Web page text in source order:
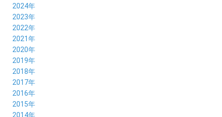
12月 (14)
11月 (17)
10月 (21)
09月 (20)
08月 (20)
07月 (18)
06月 (22)
05月 (21)
04月 (19)
03月 (19)
02月 (19)
01月 (21)
2024年
12月 (19)
11月 (21)
10月 (23)
09月 (23)
08月 (20)
07月 (21)
06月 (22)
05月 (18)
04月 (26)
03月 (23)
02月 (29)
2023年
12月 (19)
11月 (19)
10月 (20)
09月 (22)
08月 (24)
07月 (26)
06月 (25)
05月 (28)
04月 (26)
2022年
12月 (36)
11月 (16)
10月 (22)
09月 (20)
08月 (18)
07月 (21)
06月 (23)
05月 (25)
2021年
12月 (18)
11月 (19)
10月 (20)
09月 (24)
08月 (35)
07月 (17)
06月 (25)
2020年
12月 (19)
11月 (23)
10月 (24)
09月 (29)
08月 (26)
07月 (25)
2019年
12月 (26)
11月 (21)
10月 (26)
09月 (26)
08月 (31)
2018年
12月 (22)
11月 (28)
10月 (23)
09月 (27)
2017年
12月 (20)
11月 (22)
10月 (21)
2016年
12月 (26)
11月 (21)
2015年
12月 (36)
2014年